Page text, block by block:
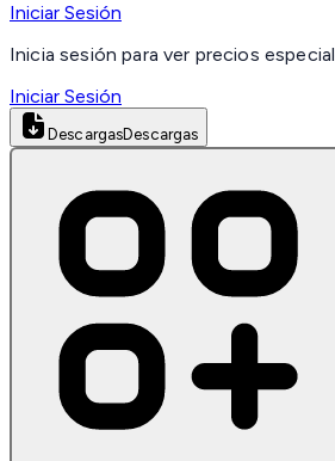
Iniciar Sesión
Inicia sesión para ver precios
Iniciar Sesión
DescargasDescargas